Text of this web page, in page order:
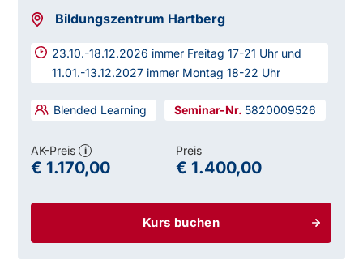
Bildungszentrum Hartberg
23.10.-18.12.2026 immer Freitag 17-21 Uhr und
11.01.-13.12.2027 immer Montag 18-22 Uhr
Blended Learning 5820009526
Kurs buchen
AK-Preis i
€ 1.170,00
Preis
€ 1.400,00